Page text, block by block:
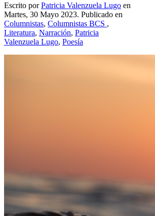
Escrito porPatricia Valenzuela Lugo en
Martes, 30 Mayo 2023. Publicado en
Columnistas, Columnistas BCS ,
Literatura, Narración, Patricia
Valenzuela Lugo, Poesía